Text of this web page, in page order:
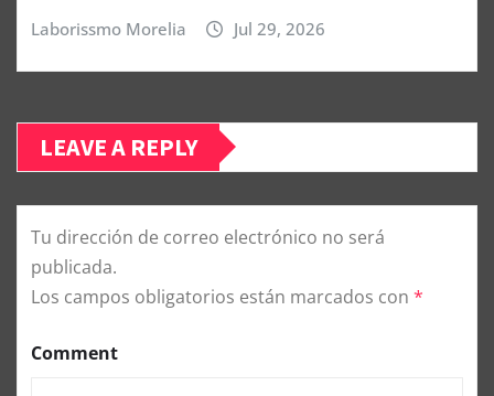
Laborissmo Morelia Jul 29, 2026
LEAVE A REPLY
Tu dirección de correo electrónico no será
publicada.
Los campos obligatorios están marcados con *
Comment